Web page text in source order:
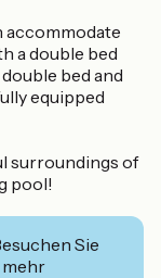
accommodate
a double bed
bed and
equipped
surroundings of
pool!
Sie
mehr